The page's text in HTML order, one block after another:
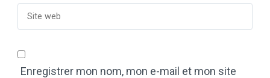
Enregistrer mon nom, mon e-mail et mon site